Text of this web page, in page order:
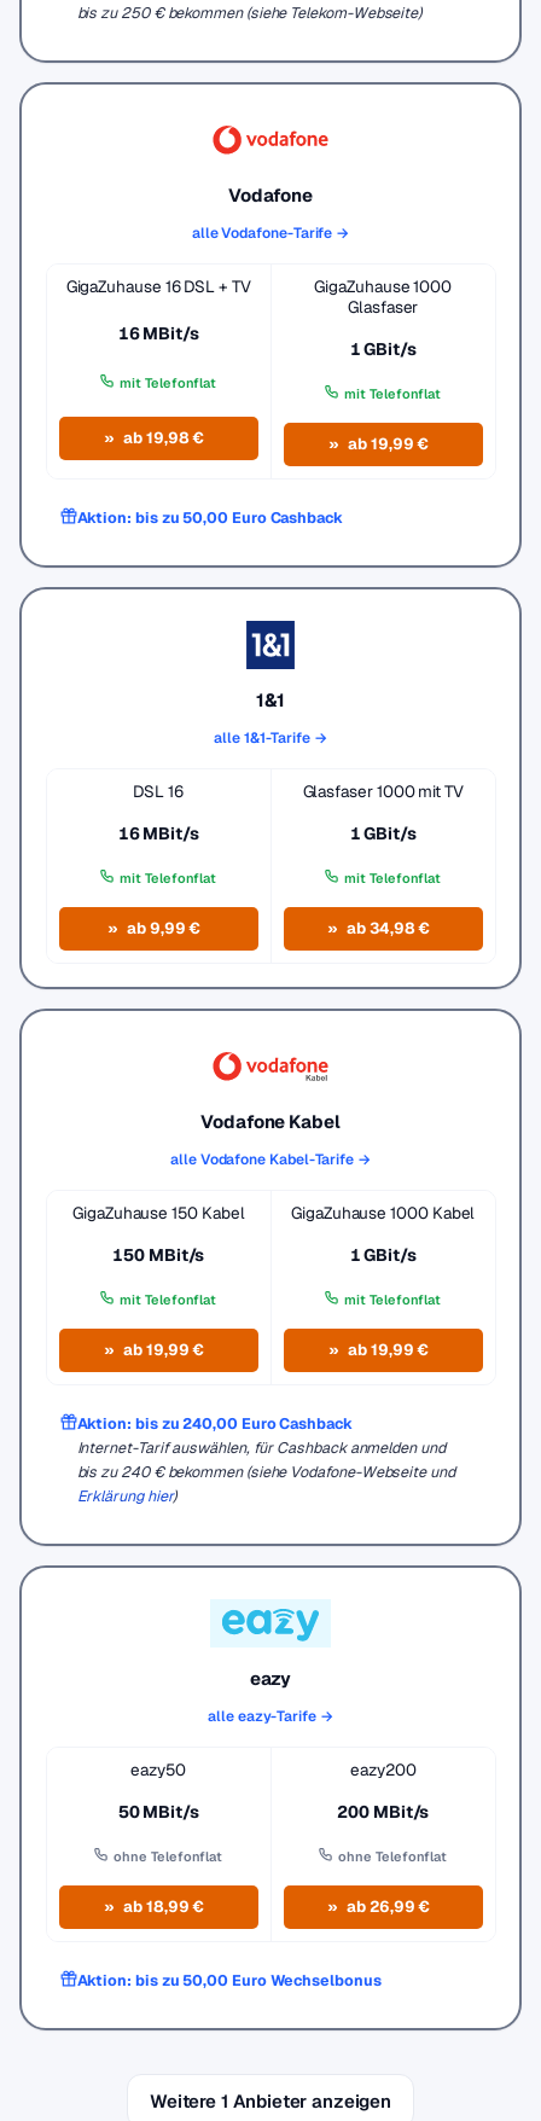
bis zu 250 € bekommen (siehe Telekom-Webseite)
Vodafone
alle Vodafone-Tarife →
GigaZuhause 16 DSL + TV
16 MBit/s
mit Telefonflat
ab 19,98 €
GigaZuhause 1000
Glasfaser
1 GBit/s
mit Telefonflat
ab 19,99 €
Aktion: bis zu 50,00 Euro Cashback
1&1
alle 1&1-Tarife →
DSL 16
16 MBit/s
mit Telefonflat
ab 9,99 €
Glasfaser 1000 mit TV
1 GBit/s
mit Telefonflat
ab 34,98 €
Vodafone Kabel
alle Vodafone Kabel-Tarife →
GigaZuhause 150 Kabel
150 MBit/s
mit Telefonflat
ab 19,99 €
GigaZuhause 1000 Kabel
1 GBit/s
mit Telefonflat
ab 19,99 €
Aktion: bis zu 240,00 Euro Cashback
Internet-Tarif auswählen, für Cashback anmelden und
bis zu 240 € bekommen (siehe Vodafone-Webseite und
Erklärung hier)
eazy
alle eazy-Tarife →
eazy50
50 MBit/s
ohne Telefonflat
ab 18,99 €
eazy200
200 MBit/s
ohne Telefonflat
ab 26,99 €
Aktion: bis zu 50,00 Euro Wechselbonus
Weitere 1 Anbieter anzeigen